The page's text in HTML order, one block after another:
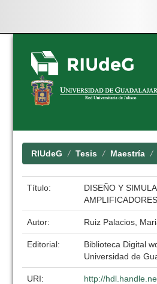
Skip
navigation
RIUdeG Tesis Maestría
Título:
DISEÑO Y
Autor: Ruiz Palacios,
Editorial:
Biblioteca Digital
Universidad de
URI:
http://